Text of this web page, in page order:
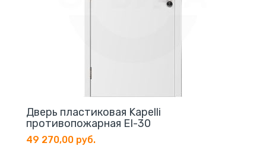
Дверь пластиковая Kapelli
противопожарная EI-30
49 270,00 руб.